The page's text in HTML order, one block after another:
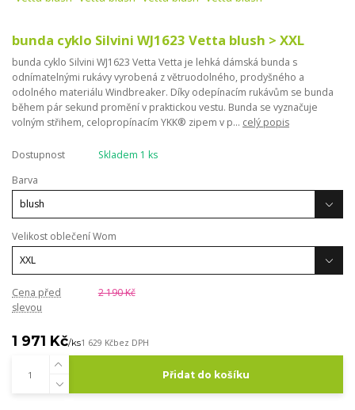
bunda cyklo Silvini WJ1623 Vetta blush > XXL
bunda cyklo Silvini WJ1623 Vetta Vetta je lehká dámská bunda s
odnímatelnými rukávy vyrobená z větruodolného, ​​prodyšného a
odolného materiálu Windbreaker. Díky odepínacím rukávům se bunda
během pár sekund promění v praktickou vestu. Bunda se vyznačuje
volným střihem, celopropínacím YKK® zipem v p... celý popis
Dostupnost
Skladem 1 ks
Barva
Velikost oblečení Wom
Cena před
slevou
2 190 Kč
1 971 Kč/ks1 629 Kčbez DPH
Přidat do košíku